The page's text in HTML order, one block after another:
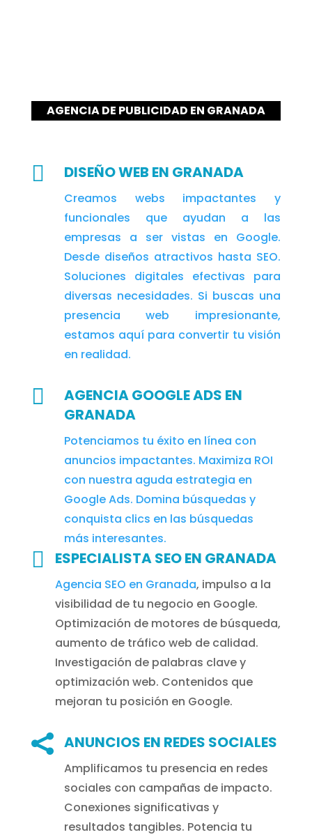
AGENCIA DE PUBLICIDAD EN GRANADA
 DISEÑO WEB EN GRANADA
Creamos webs impactantes y
funcionales que ayudan a las
empresas a ser vistas en Google.
Desde diseños atractivos hasta SEO.
Soluciones digitales efectivas para
diversas necesidades. Si buscas una
presencia web impresionante,
estamos aquí para convertir tu visión
en realidad.

AGENCIA GOOGLE ADS EN
GRANADA
Potenciamos tu éxito en línea con
anuncios impactantes. Maximiza ROI
con nuestra aguda estrategia en
Google Ads. Domina búsquedas y
conquista clics en las búsquedas
más interesantes.
 ESPECIALISTA SEO EN GRANADA
Agencia SEO en Granada, impulso a la
visibilidad de tu negocio en Google.
Optimización de motores de búsqueda,
aumento de tráfico web de calidad.
Investigación de palabras clave y
optimización web. Contenidos que
mejoran tu posición en Google.
 ANUNCIOS EN REDES SOCIALES
Amplificamos tu presencia en redes
sociales con campañas de impacto.
Conexiones significativas y
resultados tangibles. Potencia tu